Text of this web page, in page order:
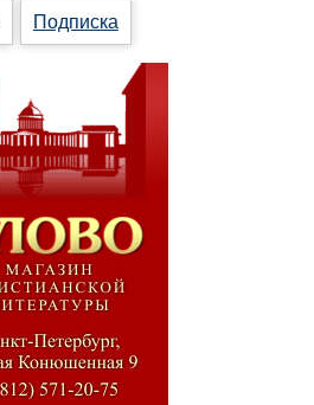
Подписка